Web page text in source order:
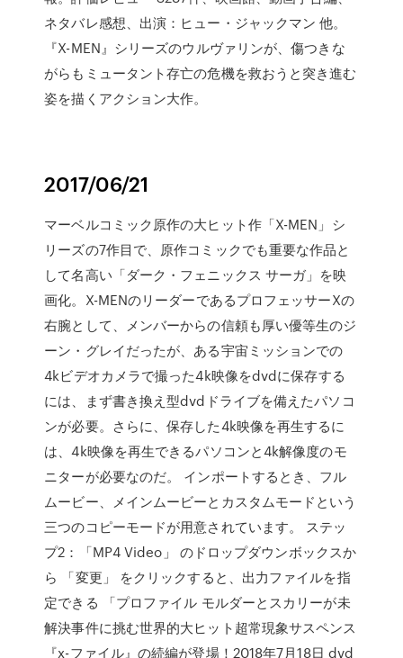
ネタバレ感想、出演：ヒュー・ジャックマン 他。
『X-MEN』シリーズのウルヴァリンが、傷つきな
がらもミュータント存亡の危機を救おうと突き進む
姿を描くアクション大作。
2017/06/21
マーベルコミック原作の大ヒット作「X-MEN」シ
リーズの7作目で、原作コミックでも重要な作品と
して名高い「ダーク・フェニックス サーガ」を映
画化。X-MENのリーダーであるプロフェッサーXの
右腕として、メンバーからの信頼も厚い優等生のジ
ーン・グレイだったが、ある宇宙ミッションでの
4kビデオカメラで撮った4k映像をdvdに保存する
には、まず書き換え型dvdドライブを備えたパソコ
ンが必要。さらに、保存した4k映像を再生するに
は、4k映像を再生できるパソコンと4k解像度のモ
ニターが必要なのだ。 インポートするとき、フル
ムービー、メインムービーとカスタムモードという
三つのコピーモードが用意されています。 ステッ
プ2：「MP4 Video」 のドロップダウンボックスか
ら 「変更」 をクリックすると、出力ファイルを指
定できる 「プロファイル モルダーとスカリーが未
解決事件に挑む世界的大ヒット超常現象サスペンス
『x-ファイル』の続編が登場！2018年7月18日 dvd